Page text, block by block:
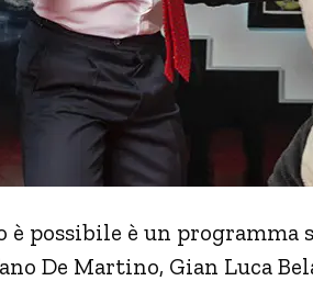
è possibile è un programma
De Martino, Gian Luca